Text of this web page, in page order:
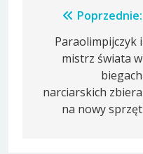
Nawigacja
wpisu
Poprzednie:
Paraolimpijczyk i
mistrz świata w
biegach
narciarskich zbiera
na nowy sprzęt